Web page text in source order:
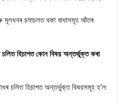
মূলধনৰ চলাচলত থকা বাধাসমূহ আঁতৰ
চলিত হিচাপত কোন বিষয় অন্তর্ভূক্ত কৰা
চলিত হিচাপত অন্তর্ভুক্ত বিষয়সমূহ হ’ল: